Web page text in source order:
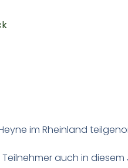
im Rheinland
auch in